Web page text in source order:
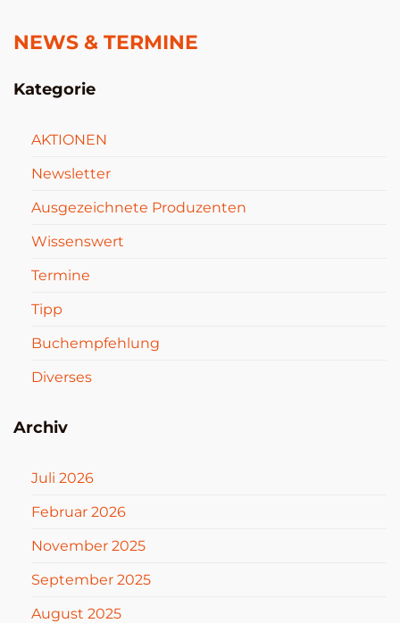
NEWS & TERMINE
Kategorie
AKTIONEN
Newsletter
Ausgezeichnete Produzenten
Wissenswert
Termine
Tipp
Buchempfehlung
Diverses
Archiv
Juli 2026
Februar 2026
November 2025
September 2025
August 2025